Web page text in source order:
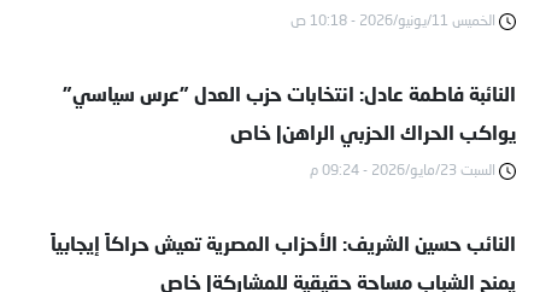
الخميس 11/يونيو/2026 - 10:18 ص
النائبة فاطمة عادل: انتخابات حزب العدل "عرس سياسي"
يواكب الحراك الحزبي الراهن| خاص
السبت 23/مايو/2026 - 09:24 م
النائب حسين الشريف: الأحزاب المصرية تعيش حراكاً إيجابياً
يمنح الشباب مساحة حقيقية للمشاركة| خاص